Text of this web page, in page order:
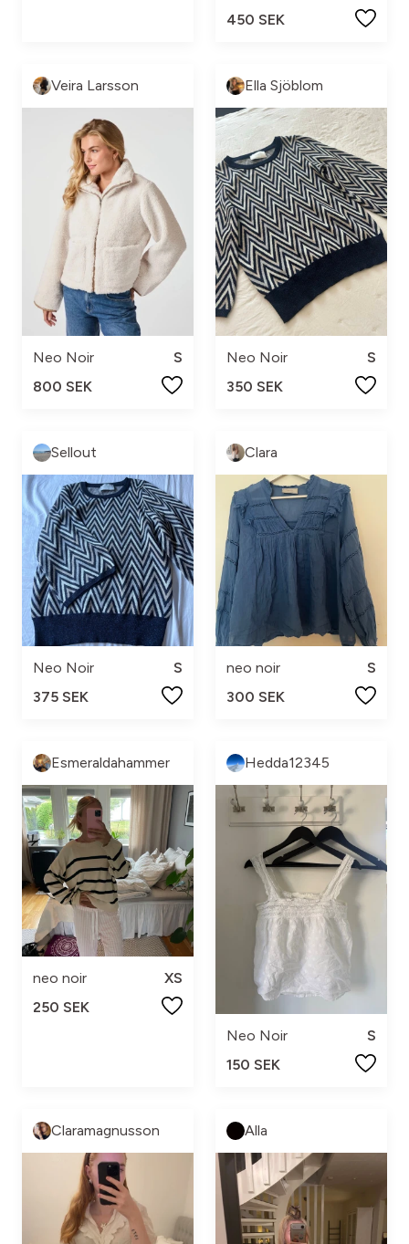
450 SEK
Veira Larsson
Neo Noir
S
800 SEK
Ella Sjöblom
Neo Noir
S
350 SEK
Sellout
Neo Noir
S
375 SEK
Clara
neo noir
S
300 SEK
Esmeraldahammer
neo noir
XS
250 SEK
Hedda12345
Neo Noir
S
150 SEK
Claramagnusson Alla